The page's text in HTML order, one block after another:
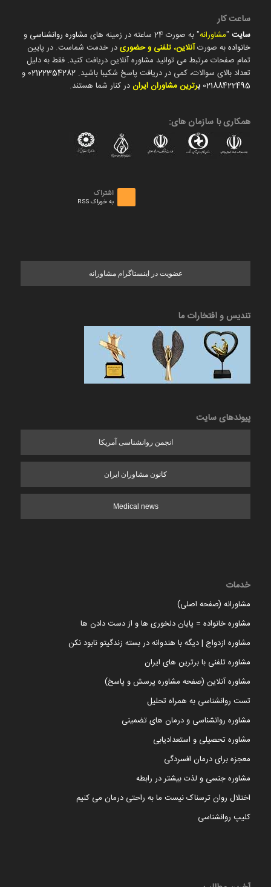
ساعت کار
سایت"مشاورانه" به صورت 24 ساعته در زمینه های مشاوره روانشناسی و
خانوادهبه صورتآنلاین، تلفنی و حضوریدر خدمت شماست. در پایین
تمام صفحات مرتبط می توانید مشاوره آنلاین دریافت کنید. فقط به دلیل
تعداد بالای سوالات، کمی در دریافت پاسخ شکیبا باشید. 02122354282 و
02188422495 برترین مشاوران ایراندر کنار شما هستند.
همکاری با سازمان های:
اشتراک
به خوراک RSS
عضویت در اینستاگرام مشاورانه
تندیس و افتخارات ما
پیوندهای سایت
انجمن روانشناسی آمریکا
کانون مشاوران ایران
Medical news
خدمات
مشاورانه (صفحه اصلی)
مشاوره خانواده = پایان دلخوری ها و از دست دادن ها
مشاوره ازدواج | دیگه با هندوانه در بسته زندگیتو نابود نکن
مشاوره تلفنی با برترین های ایران
مشاوره آنلاین (صفحه مشاوره پرسش و پاسخ)
تست روانشناسی به همراه تحلیل
مشاوره روانشناسی و درمان های تضمینی
مشاوره تحصیلی و استعدادیابی
معجزه برای درمان افسردگی
مشاوره جنسی و لذت بیشتر در رابطه
اختلال روان ترسناک نیست ما به راحتی درمان می کنیم
کلیپ روانشناسی